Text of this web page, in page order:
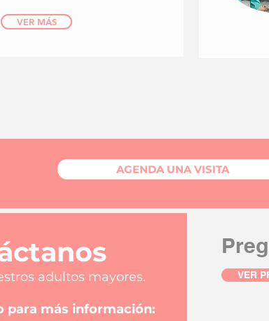
VER MÁS
AGENDA UNA VISITA
VER
adultos mayores.
para más información: